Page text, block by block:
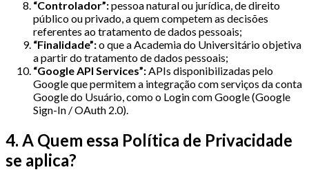
“Controlador”:pessoa natural ou jurídica, de direito
público ou privado, a quem competem as decisões
referentes ao tratamento de dados pessoais;
“Finalidade”:o que a Academia do Universitário objetiva
a partir do tratamento de dados pessoais;
“Google API Services”:APIs disponibilizadas pelo
Google que permitem a integração com serviços da conta
Google do Usuário, como o Login com Google (Google
Sign-In / OAuth 2.0).
4. A Quem essa Política de Privacidade
se aplica?